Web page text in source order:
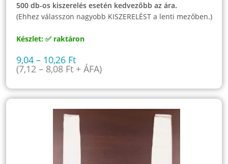
500 db-os kiszerelés esetén kedvezőbb az ára.
(Ehhez válasszon nagyobb KISZERELÉST a lenti mezőben.)
Készlet: ✅ raktáron
9,04– 10,26 Ft
(7,12– 8,08 Ft + ÁFA)